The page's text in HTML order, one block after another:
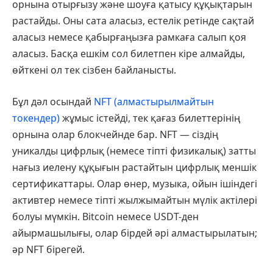
орнына отырғызу және шоуға қатысу құқықтарын
растайды. Оны сата аласыз, естелік ретінде сақтай
аласыз немесе қабырғаңызға рамкаға салып қоя
аласыз. Басқа ешкім сол билетпен кіре алмайды,
өйткені ол тек сізбен байланысты.
Бұл дәл осындай NFT (алмастырылмайтын
токендер)жұмыс істейді, тек қағаз билеттерінің
орнына олар блокчейнде бар. NFT — сіздің
уникалды цифрлық (немесе тіпті физикалық) затты
нағыз иелену құқығын растайтын цифрлық меншік
сертификаттары. Олар өнер, музыка, ойын ішіндегі
активтер немесе тіпті жылжымайтын мүлік актілері
болуы мүмкін. Bitcoin немесе USDT-ден
айырмашылығы, олар бірдей әрі алмастырылатын;
әр NFT бірегей.